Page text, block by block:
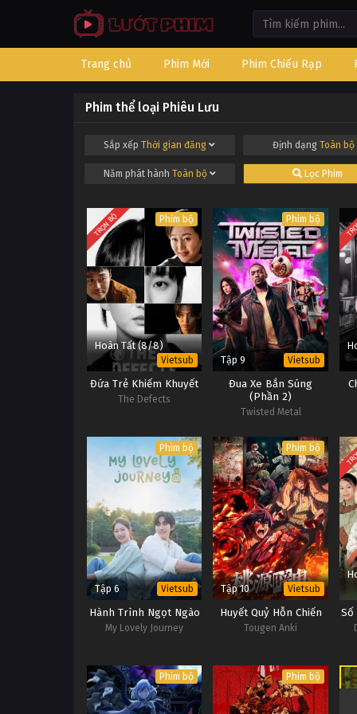
Trang chủ Phim Mới Phim Chiếu Rạp
Phim thể loại Phiêu Lưu
Sắp xếpThời gian đăng Định dạng Toàn bộ
Năm phát hành Toàn bộ Lọc Phim
TRỌN BỘ Phim bộ
Hoàn Tất (8/8)
Vietsub
Đứa Trẻ Khiếm Khuyết
The Defects
Phim bộ
Tập 9 Vietsub
Đua Xe Bắn Súng
(Phần 2)
Twisted Metal
Phim bộ
Tập 6 Vietsub
Hành Trình Ngọt Ngào
My Lovely Journey
Phim bộ
Tập 10 Vietsub
Huyết Quỷ Hỗn Chiến
Tougen Anki
Số
Phim bộ
Phim bộ